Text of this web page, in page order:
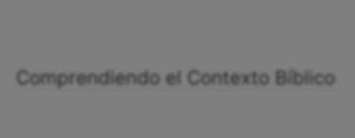
Comprendiendo el Contexto Bíblico